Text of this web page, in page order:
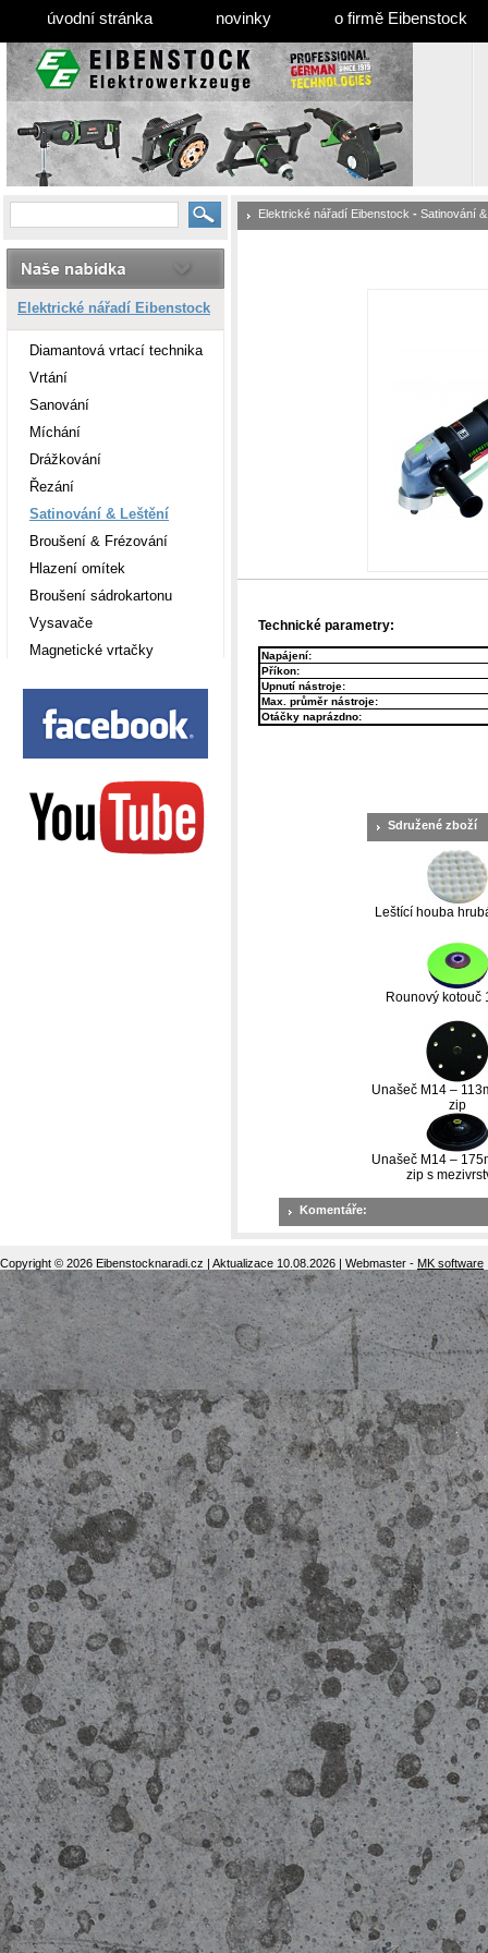
úvodní stránka novinky o firmě Eibenstock
Elektrické nářadí Eibenstock
Diamantová vrtací technika
Vrtání
Sanování
Míchání
Drážkování
Řezání
Satinování & Leštění
Broušení & Frézování
Hlazení omítek
Broušení sádrokartonu
Vysavače
Magnetické vrtačky
Elektrické nářadí Eibenstock - Satinování
Technické parametry:
Napájení:
Příkon:
Upnutí nástroje:
Max. průměr nástroje:
Otáčky naprázdno:
Sdružené zboží
Leštící houba
Rounový kotouč
Unašeč M14 –
zip
Unašeč M14 –
zip s
Komentáře:
Copyright © 2026 Eibenstocknaradi.cz | Aktualizace 10.08.2026 | Webmaster - MK software